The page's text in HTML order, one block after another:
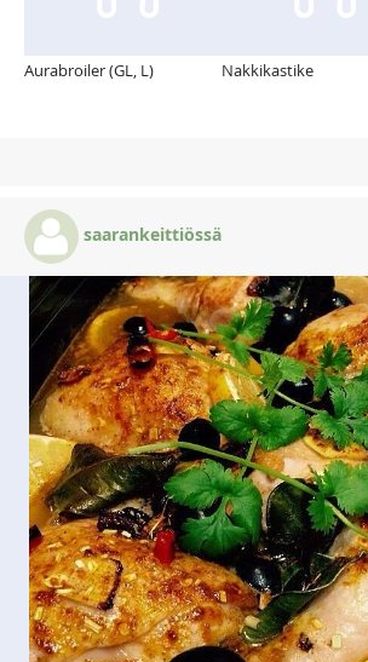
Aurabroiler (GL, L) Nakkikastike
saarankeittiössä